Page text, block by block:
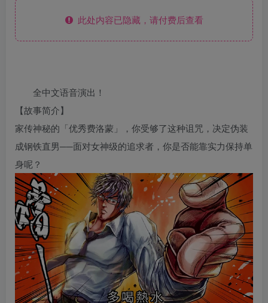
此处内容已隐藏，请付费后查看
全中文语音演出！
【故事简介】
家传神秘的「优秀费洛蒙」，你受够了这种诅咒，决定伪装
成钢铁直男──面对女神级的追求者，你是否能靠实力保持单
身呢？